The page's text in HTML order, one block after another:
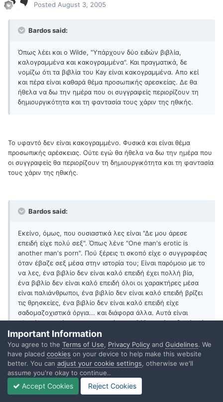
Posted August 3, 2005
Bardos said:
Όπως λέει και ο Wilde, "Υπάρχουν δύο ειδών βιβλία,
καλογραμμένα και κακογραμμένα". Και πραγματικά, δε
νομίζω ότι τα βιβλία του Kay είναι κακογραμμένα. Απο κεί
και πέρα είναι καθαρά θέμα προσωπικής αρεσκείας. Δε θα
ήθελα να δω την ημέρα που οι συγγραφείς περιορίζουν τη
δημιουργικότητα και τη φαντασία τους χάριν της ηθικής.
Το υφαντό δεν είναι κακογραμμένο. Φυσικά και είναι θέμα
προσωπικής αρέσκειας. Ούτε εγώ θα ήθελα να δω την ημέρα που
οι συγγραφείς θα περιορίζουν τη δημιουργικότητα και τη φαντασία
τους χάριν της ηθικής.
Bardos said:
Εκείνο, όμως, που ουσιαστικά λες είναι "Δε μου άρεσε
επειδή είχε πολύ σεξ". Όπως λένε "One man's erotic is
another man's porn". Πού ξέρεις τι σκοπό είχε ο συγγραφέας
όταν έβαζε σεξ μέσα στην ιστορία του; Είναι παρόμοιο με το
να λες, ένα βιβλίο δεν είναι καλό επειδή έχει πολλή βία,
ένα βιβλίο δεν είναι καλό επειδή όλοι οι χαρακτήρες μέσα
είναι παλιάνθρωποι, ένα βιβλίο δεν είναι καλό επειδή βρίζει
τις θρησκείες, ένα βιβλίο δεν είναι καλό επειδή είχε
σαδομαζοχιστικά όργια... και διάφορα άλλα. Αυτά είναι
ηθικοί φραγμοί, και, ως αναγνώστης, βέβαια, είναι δικαίωμά
σου να μη σου αρέσει κάτι επειδή δεν ανταποκρίνεται στο
γούστο σου, αλλά δεν το θεωρώ σωστό να κατακρίνεται
ένας συγγραφέας για κάτι τέτοιο.
Πρώτον, μου βάζεις λόγια στο στόμα ότι δεν μου άρεσε επειδή
Important Information
You agree to the Terms of Use, Privacy Policy and Guidelines. We
have placed cookies on your device to help make this website
better. You can adjust your cookie settings, otherwise we'll
assume you're okay to continue..
Accept Cookies Reject Cookies